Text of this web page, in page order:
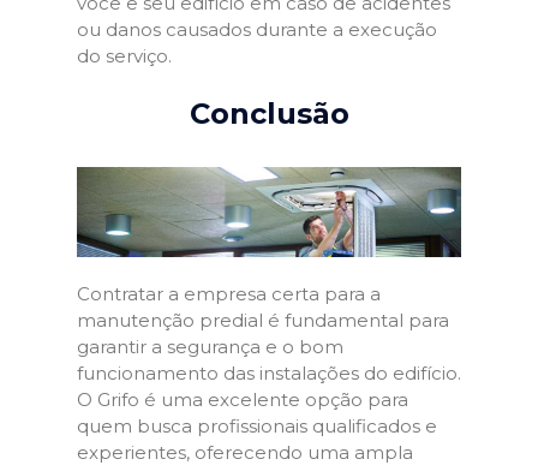
ou danos causados durante a execução
do serviço.
Conclusão
Contratar a empresa certa para a
manutenção predial é fundamental para
garantir a segurança e o bom
funcionamento das instalações do edifício.
O Grifo é uma excelente opção para
quem busca profissionais qualificados e
experientes, oferecendo uma ampla